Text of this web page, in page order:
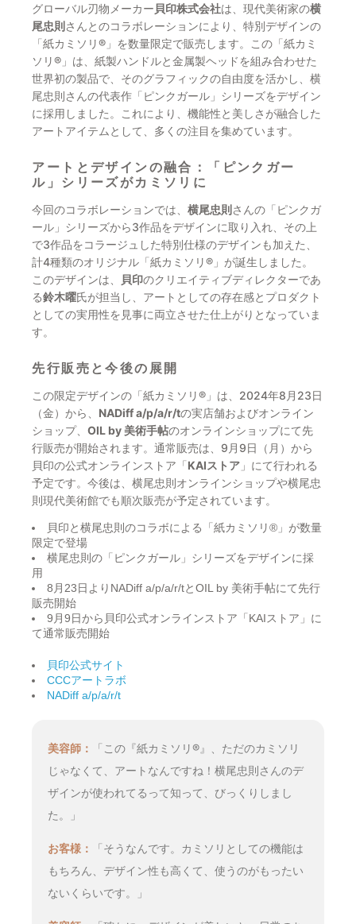
グローバル刃物メーカー 貝印株式会社は、現代美術家の横
尾忠則さんとのコラボレーションにより、特別デザインの
「紙カミソリ®」を数量限定で販売します。この「紙カミ
ソリ®」は、紙製ハンドルと金属製ヘッドを組み合わせた
世界初の製品で、そのグラフィックの自由度を活かし、横
尾忠則さんの代表作「ピンクガール」シリーズをデザイン
に採用しました。これにより、機能性と美しさが融合した
アートアイテムとして、多くの注目を集めています。
アートとデザインの融合：「ピンクガー
ル」シリーズがカミソリに
今回のコラボレーションでは、横尾忠則さんの「ピンクガ
ール」シリーズから3作品をデザインに取り入れ、その上
で3作品をコラージュした特別仕様のデザインも加えた、
計4種類のオリジナル「紙カミソリ®」が誕生しました。
このデザインは、
貝印のクリエイティブディレクターであ
る鈴木曜氏が担当し、アートとしての存在感とプロダクト
としての実用性を見事に両立させた仕上がりとなっていま
す。
先行販売と今後の展開
この限定デザインの「紙カミソリ®」は、2024年8月23日
（金）から、 NADiff a/p/a/r/tの実店舗およびオンライン
ショップ、OIL by 美術手帖のオンラインショップにて先
行販売が開始されます。通常販売は、9月9日（月）から
貝印の公式オンラインストア「KAIストア 」にて行われる
予定です。今後は、横尾忠則オンラインショップや横尾忠
則現代美術館でも順次販売が予定されています。
貝印と横尾忠則のコラボによる「紙カミソリ®」が数量
限定で登場
横尾忠則の「ピンクガール」シリーズをデザインに採
用
8月23日よりNADiff a/p/a/r/tとOIL by 美術手帖にて先行
販売開始
9月9日から貝印公式オンラインストア「KAIストア」に
て通常販売開始
貝印公式サイト
CCCアートラボ
NADiff a/p/a/r/t
美容師：
「この『紙カミソリ®』、ただのカミソリ
じゃなくて、アートなんですね！横尾忠則さんのデ
ザインが使われてるって知って、びっくりしまし
た。」
お客様：
「そうなんです。カミソリとしての機能は
もちろん、デザイン性も高くて、使うのがもったい
ないくらいです。」